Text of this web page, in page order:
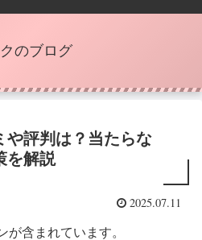
のブログ
や評判は？当たらな
を解説
2025.07.11
が含まれています。